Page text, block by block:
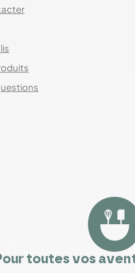
toutes vos